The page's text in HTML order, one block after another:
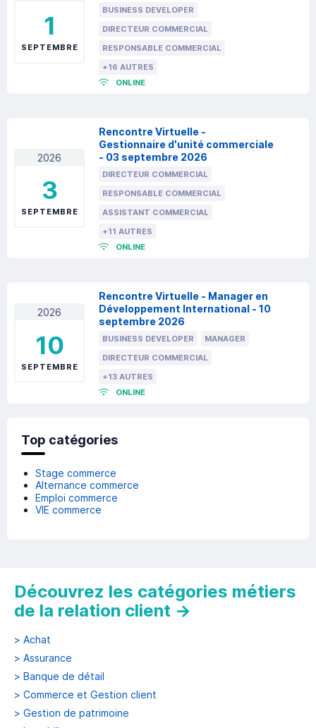
1
SEPTEMBRE
BUSINESS DEVELOPER
DIRECTEUR COMMERCIAL
RESPONSABLE COMMERCIAL
+16 AUTRES
ONLINE
2026
3
SEPTEMBRE
Rencontre Virtuelle -
Gestionnaire d'unité commerciale
- 03 septembre 2026
DIRECTEUR COMMERCIAL
RESPONSABLE COMMERCIAL
ASSISTANT COMMERCIAL
+11 AUTRES
ONLINE
2026
10
SEPTEMBRE
Rencontre Virtuelle - Manager en
Développement International - 10
septembre 2026
BUSINESS DEVELOPER
MANAGER
DIRECTEUR COMMERCIAL
+13 AUTRES
ONLINE
Top catégories
Stage commerce
Alternance commerce
Emploi commerce
VIE commerce
Découvrez les catégories métiers
de la relation client →
> Achat
> Assurance
> Banque de détail
> Commerce et Gestion client
> Gestion de patrimoine